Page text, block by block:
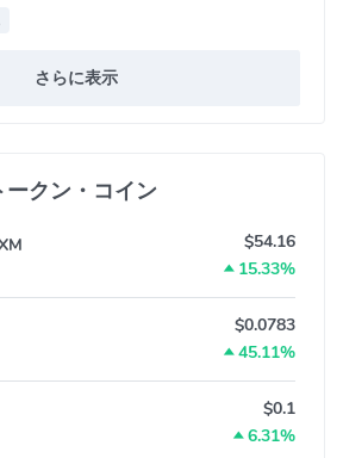
ンネットの立ち上げから4年間の権利確定
こで購入できますか?
にサインアップすると、法定通貨と他の
るアルゴランド暗号通貨交換の一部は次
さらに表示
ークン・コイン
$54.16
15.33%
$0.0783
45.11%
$0.1
6.31%